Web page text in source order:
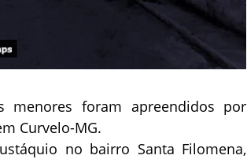
menores foram apreendidos por
Curvelo-MG.
no bairro Santa Filomena,